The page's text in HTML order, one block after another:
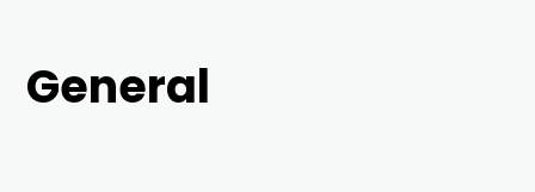
General